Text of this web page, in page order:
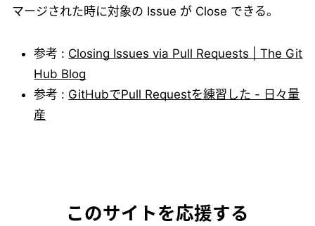
マージされた時に対象の Issue が Close できる。
参考 : Closing Issues via Pull Requests | The Git
Hub Blog
参考 : GitHubでPull Requestを練習した - 日々量
産
このサイトを応援する